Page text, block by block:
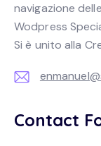
navigazione
Wodpress
Si è unito alla
m
Contact